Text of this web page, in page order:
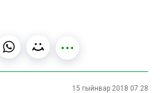
15 гыйнвар 2018 07:28